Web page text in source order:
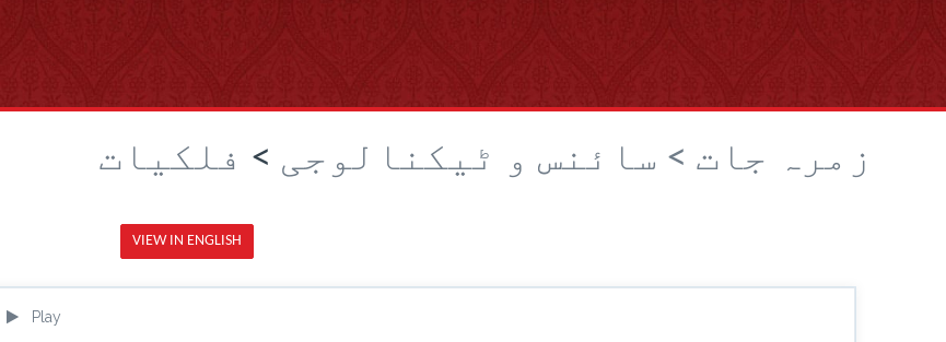
زمرہ جات > سائنس و ٹیکنالوجی > فلکیات
VIEW IN ENGLISH
Play